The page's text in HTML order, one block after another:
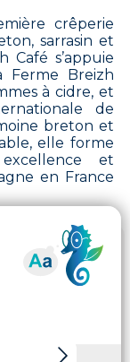
crêperie
sarrasin et
Café s’appuie
Ferme Breizh
à cidre, et
de
breton et
elle forme
et
en France
22h.